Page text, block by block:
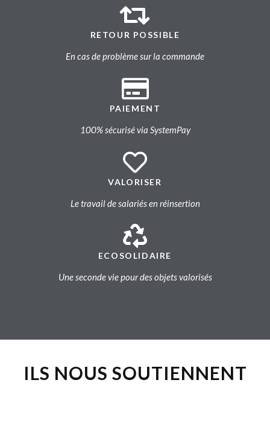
RETOUR POSSIBLE
En cas de problème sur la commande
PAIEMENT
100% sécurisé via SystemPay
VALORISER
Le travail de salariés en réinsertion
ECOSOLIDAIRE
Une seconde vie pour des objets valorisés
ILS NOUS SOUTIENNENT